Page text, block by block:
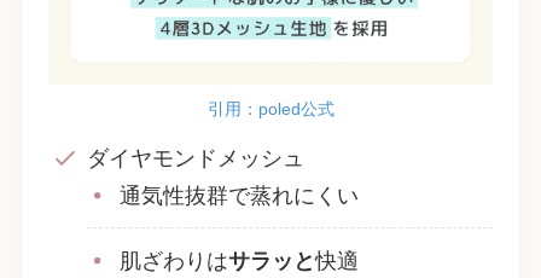
引用：poled公式
ダイヤモンドメッシュ
通気性抜群で蒸れにくい
肌ざわりはサラッと快適